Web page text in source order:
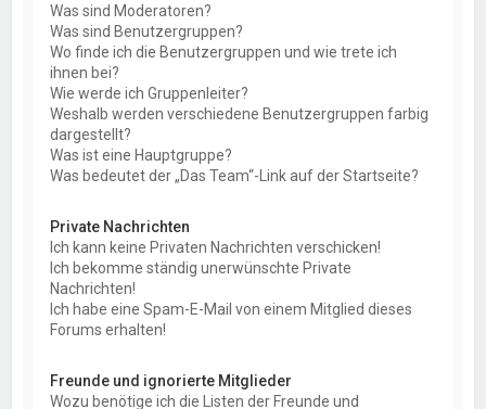
Was sind Moderatoren?
Was sind Benutzergruppen?
Wo finde ich die Benutzergruppen und wie trete ich
ihnen bei?
Wie werde ich Gruppenleiter?
Weshalb werden verschiedene Benutzergruppen farbig
dargestellt?
Was ist eine Hauptgruppe?
Was bedeutet der „Das Team“-Link auf der Startseite?
Private Nachrichten
Ich kann keine Privaten Nachrichten verschicken!
Ich bekomme ständig unerwünschte Private
Nachrichten!
Ich habe eine Spam-E-Mail von einem Mitglied dieses
Forums erhalten!
Freunde und ignorierte Mitglieder
Wozu benötige ich die Listen der Freunde und